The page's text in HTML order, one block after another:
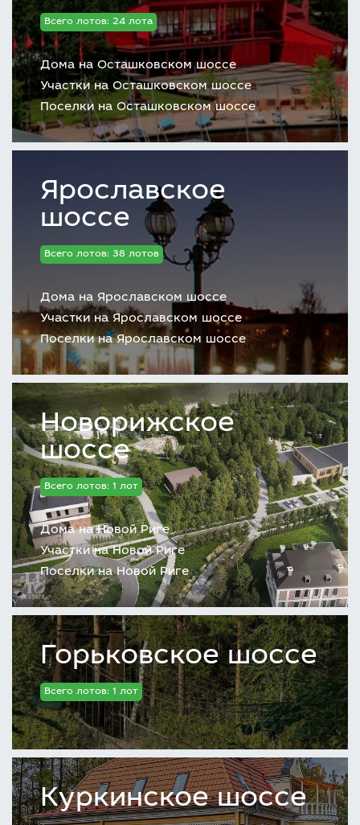
Всего лотов: 24 лота
Дома на Осташковском шоссе
Участки на Осташковском шоссе
Поселки на Осташковском шоссе
Ярославское
шоссе
Всего лотов: 38 лотов
Дома на Ярославском шоссе
Участки на Ярославском шоссе
Поселки на Ярославском шоссе
Новорижское
шоссе
Всего лотов: 1 лот
Дома на Новой Риге
Участки на Новой Риге
Поселки на Новой Риге
Горьковское шоссе
Всего лотов: 1 лот
Куркинское шоссе